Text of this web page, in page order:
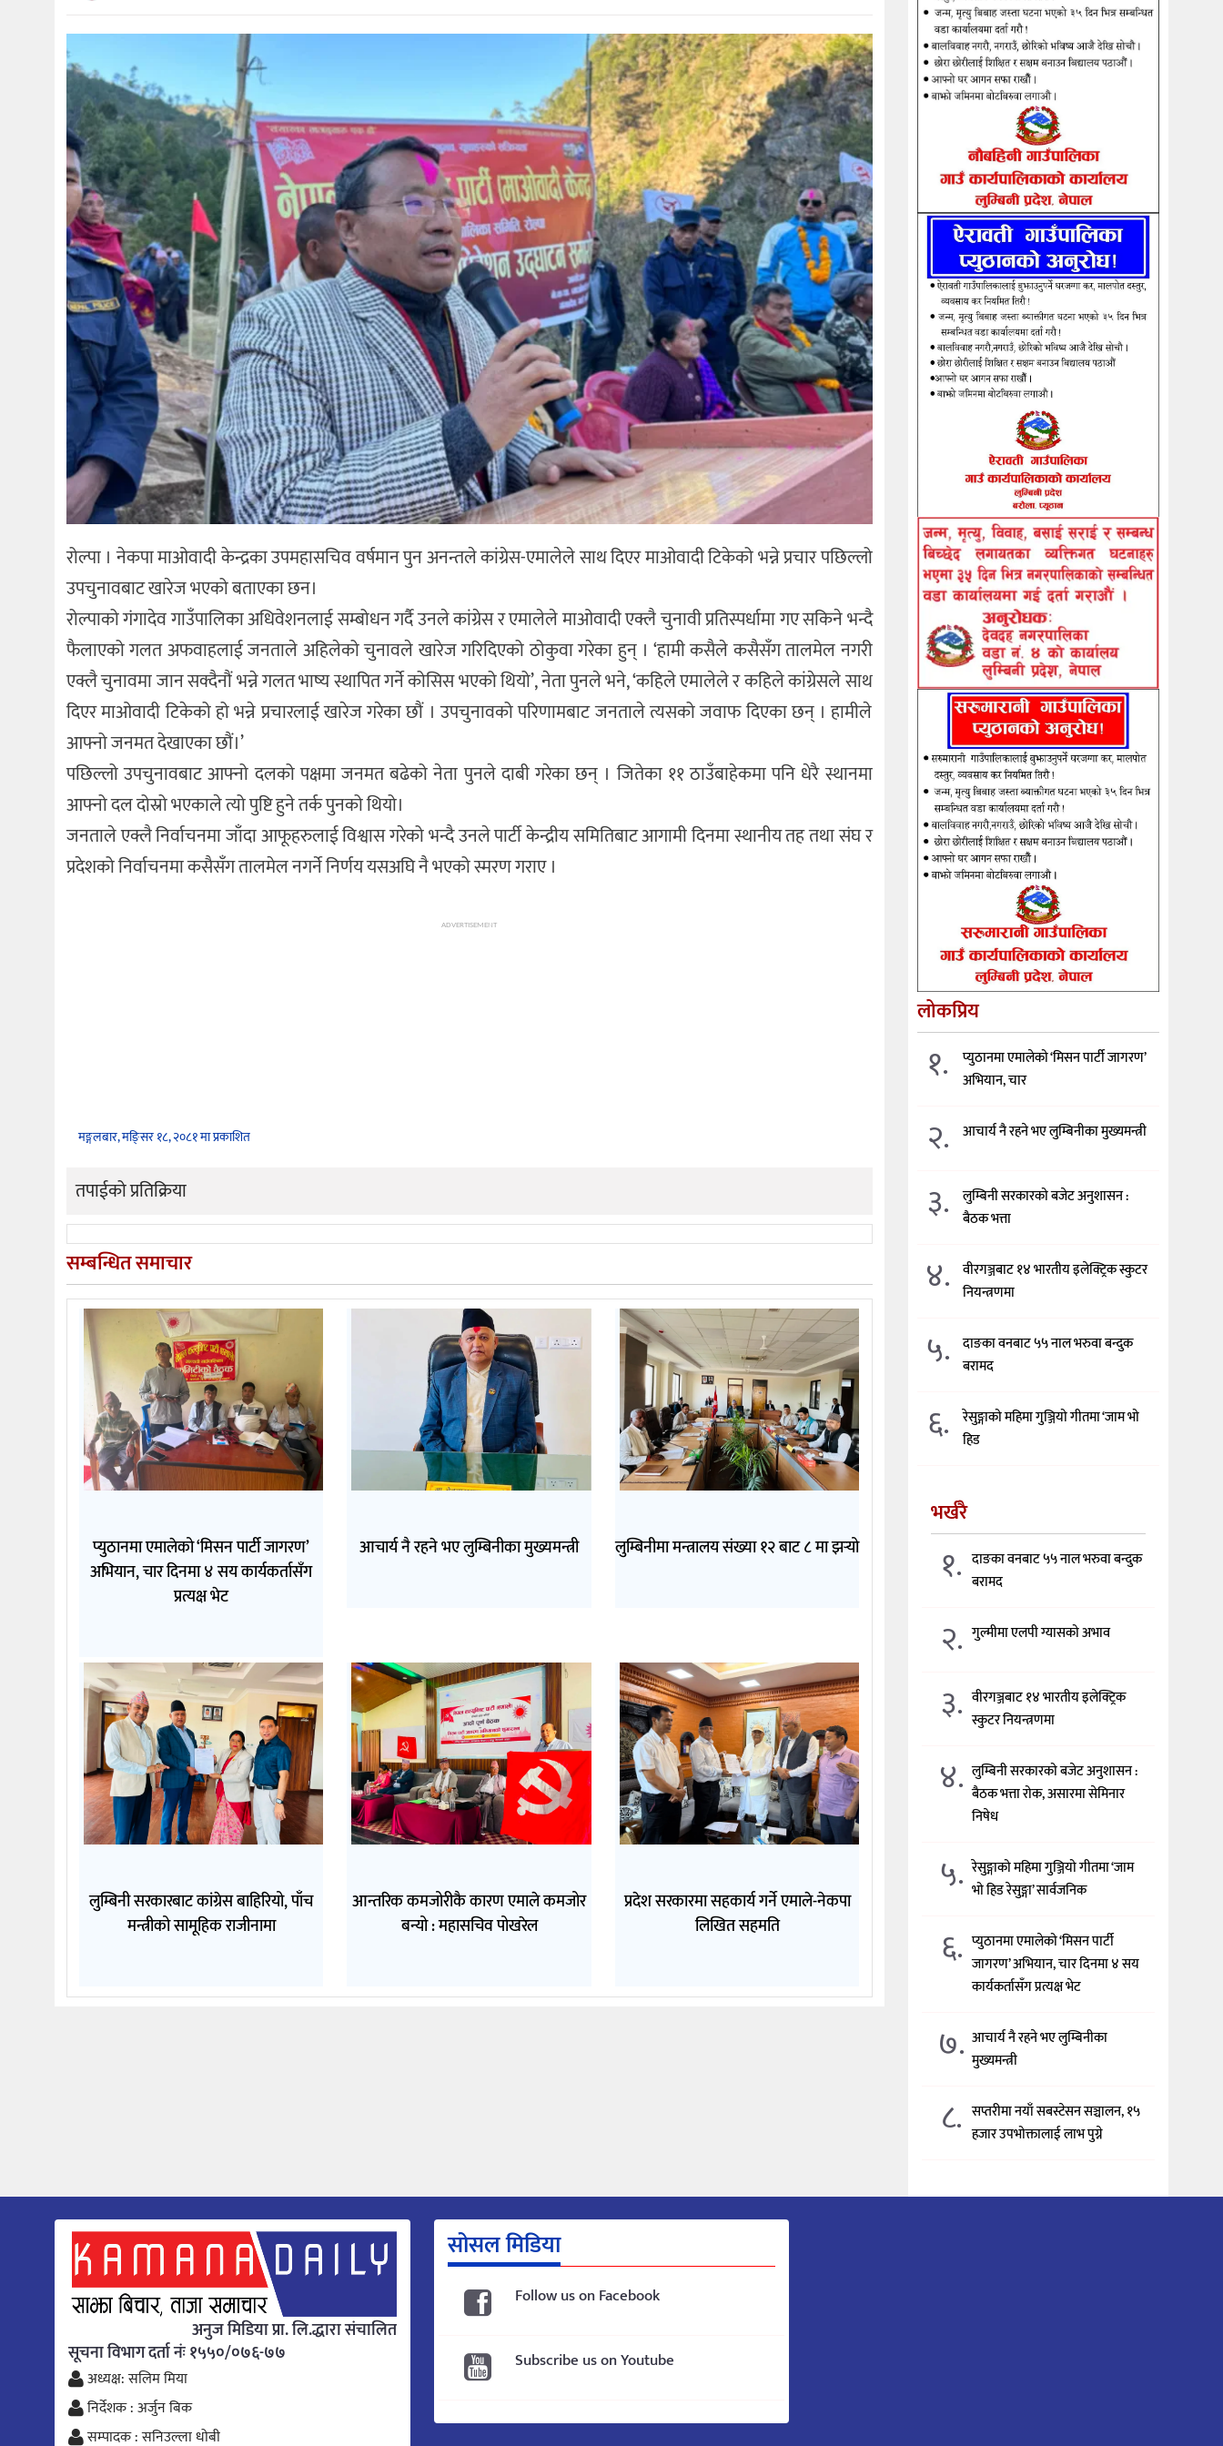
रोल्पा । नेकपा माओवादी केन्द्रका उपमहासचिव वर्षमान पुन अनन्तले कांग्रेस-एमालेले साथ दिएर माओवादी टिकेको भन्ने प्रचार पछिल्लो
उपचुनावबाट खारेज भएको बताएका छन।
रोल्पाको गंगादेव गाउँपालिका अधिवेशनलाई सम्बोधन गर्दै उनले कांग्रेस र एमालेले माओवादी एक्लै चुनावी प्रतिस्पर्धामा गए सकिने भन्दै
फैलाएको गलत अफवाहलाई जनताले अहिलेको चुनावले खारेज गरिदिएको ठोकुवा गरेका हुन् । ‘हामी कसैले कसैसँग तालमेल नगरी
एक्लै चुनावमा जान सक्दैनौं भन्ने गलत भाष्य स्थापित गर्ने कोसिस भएको थियो’, नेता पुनले भने, ‘कहिले एमालेले र कहिले कांग्रेसले साथ
दिएर माओवादी टिकेको हो भन्ने प्रचारलाई खारेज गरेका छौं । उपचुनावको परिणामबाट जनताले त्यसको जवाफ दिएका छन् । हामीले
आफ्नो जनमत देखाएका छौं।’
पछिल्लो उपचुनावबाट आफ्नो दलको पक्षमा जनमत बढेको नेता पुनले दाबी गरेका छन् । जितेका ११ ठाउँबाहेकमा पनि धेरै स्थानमा
आफ्नो दल दोस्रो भएकाले त्यो पुष्टि हुने तर्क पुनको थियो।
जनताले एक्लै निर्वाचनमा जाँदा आफूहरुलाई विश्वास गरेको भन्दै उनले पार्टी केन्द्रीय समितिबाट आगामी दिनमा स्थानीय तह तथा संघ र
प्रदेशको निर्वाचनमा कसैसँग तालमेल नगर्ने निर्णय यसअघि नै भएको स्मरण गराए ।
ADVERTISEMENT
मङ्गलबार, मङि्सर १८, २०८१ मा प्रकाशित
तपाईको प्रतिक्रिया
सम्बन्धित समाचार
प्युठानमा एमालेको ‘मिसन पार्टी जागरण’
अभियान, चार दिनमा ४ सय कार्यकर्तासँग
प्रत्यक्ष भेट
आचार्य नै रहने भए लुम्बिनीका मुख्यमन्त्री लुम्बिनीमा मन्त्रालय संख्या १२ बाट ८ मा झर्‍यो
लुम्बिनी सरकारबाट कांग्रेस बाहिरियो, पाँच
मन्त्रीको सामूहिक राजीनामा
आन्तरिक कमजोरीकै कारण एमाले कमजोर
बन्यो : महासचिव पोखरेल
प्रदेश सरकारमा सहकार्य गर्ने एमाले-नेकपा
लिखित सहमति
लोकप्रिय
१.
प्युठानमा एमालेको ‘मिसन पार्टी जागरण’
अभियान, चार
२. आचार्य नै रहने भए लुम्बिनीका मुख्यमन्त्री
३.
लुम्बिनी सरकारको बजेट अनुशासन :
बैठक भत्ता
४.
वीरगञ्जबाट १४ भारतीय इलेक्ट्रिक स्कुटर
नियन्त्रणमा
५.
दाङका वनबाट ५५ नाल भरुवा बन्दुक
बरामद
६.
रेसुङ्गाको महिमा गुञ्जियो गीतमा ‘जाम भो
हिड
भर्खरै
१. दाङका वनबाट ५५ नाल भरुवा बन्दुक
बरामद
२. गुल्मीमा एलपी ग्यासको अभाव
३. वीरगञ्जबाट १४ भारतीय इलेक्ट्रिक
स्कुटर नियन्त्रणमा
४. लुम्बिनी सरकारको बजेट अनुशासन :
बैठक भत्ता रोक, असारमा सेमिनार
निषेध
५. रेसुङ्गाको महिमा गुञ्जियो गीतमा ‘जाम
भो हिड रेसुङ्गा’ सार्वजनिक
६. प्युठानमा एमालेको ‘मिसन पार्टी
जागरण’ अभियान, चार दिनमा ४ सय
कार्यकर्तासँग प्रत्यक्ष भेट
७. आचार्य नै रहने भए लुम्बिनीका
मुख्यमन्त्री
८. सप्तरीमा नयाँ सबस्टेसन सञ्चालन, १५
हजार उपभोक्तालाई लाभ पुग्ने
अनुज मिडिया प्रा. लि.द्धारा संचालित
सूचना विभाग दर्ता नंः १५५०/०७६-७७
अध्यक्ष: सलिम मिया
निर्देशक : अर्जुन बिक
सम्पादक : सनिउल्ला धोबी
सोसल मिडिया
Follow us on Facebook
Subscribe us on Youtube